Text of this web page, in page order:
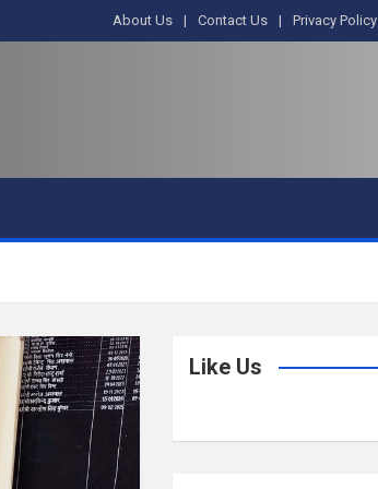
About Us Contact Us Privacy Policy
Like Us